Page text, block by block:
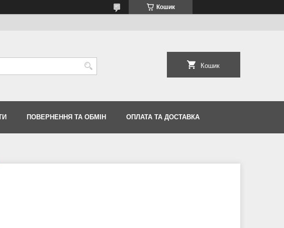
Кошик
Кошик
ПОВЕРНЕННЯ ТА ОБМІН ОПЛАТА ТА ДОСТАВКА